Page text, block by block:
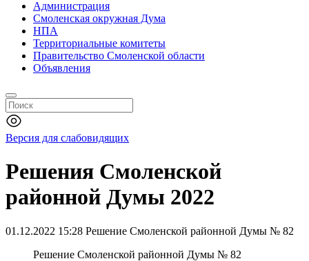
Администрация
Смоленская окружная Дума
НПА
Территориальные комитеты
Правительство Смоленской области
Объявления
Версия для слабовидящих
Решения Смоленской
районной Думы 2022
01.12.2022 15:28 Решение Смоленской районной Думы № 82
Решение Смоленской районной Думы № 82